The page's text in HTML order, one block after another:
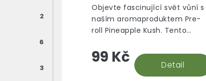
2
6
3
99 Kč Detail
Objevte fascinující svět vůní s
naším aromaproduktem Pre-
roll Pineapple Kush. Tento
vysoce kvalitních CBD květů
odrůdy Pineapple Kush, známé